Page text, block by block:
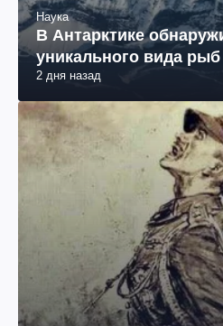
Наука
В Антарктике
уникального вида
2 дня назад